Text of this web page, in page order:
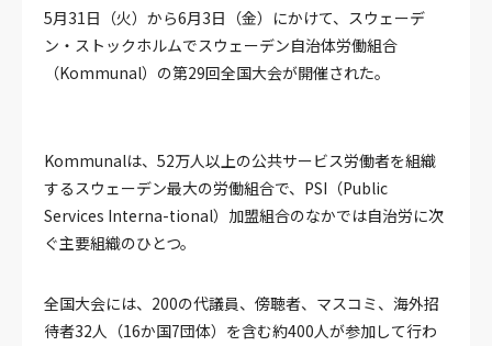
5月31日（火）から6月3日（金）にかけて、スウェーデ
ン・ストックホルムでスウェーデン自治体労働組合
（Kommunal）の第29回全国大会が開催された。
Kommunalは、52万人以上の公共サービス労働者を組織
するスウェーデン最大の労働組合で、PSI（Public
Services Interna-tional）加盟組合のなかでは自治労に次
ぐ主要組織のひとつ。
全国大会には、200の代議員、傍聴者、マスコミ、海外招
待者32人（16か国7団体）を含む約400人が参加して行わ